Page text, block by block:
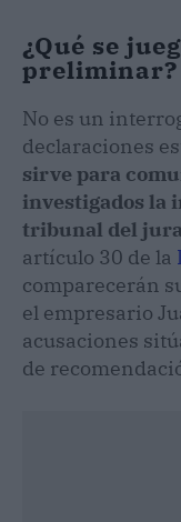
¿Qué se
preliminar?
No es un
declaraciones
sirve para
investigados la
tribunal del
artículo 30 de la
comparecerán
el empresario
acusaciones
de